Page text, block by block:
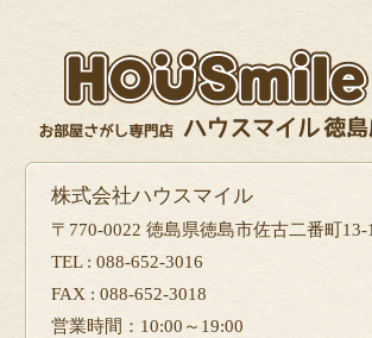
株式会社ハウスマイル
〒770-0022 徳島県徳島市佐古二番町13-
TEL : 088-652-3016
FAX : 088-652-3018
営業時間：10:00～19:00